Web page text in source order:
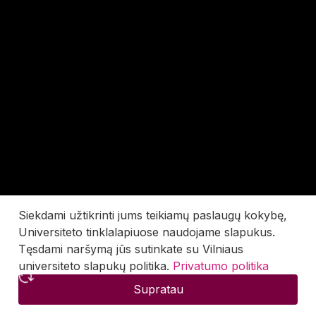
Siekdami užtikrinti jums teikiamų paslaugų kokybę,
Universiteto tinklalapiuose naudojame slapukus.
Tęsdami naršymą jūs sutinkate su Vilniaus
universiteto slapukų politika. Privatumo politika
Supratau